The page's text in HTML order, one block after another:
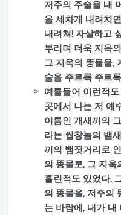
저주의 주술을 내
을 세차게 내려치
내려쳐! 자살하고
부리며 더욱 지옥
그 지옥의 똥물을,
술을 주르륵 주르
예를들어 이런적
곳에서 나는 저 예
이름인 개새끼의
라는 씹창놈의 뱀
끼의 뱀짓거리로
의 똥물로, 그 지
흘린적도 있었다.
의 똥물을, 저주의
는 바람에, 내가 내